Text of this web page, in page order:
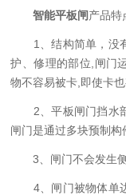
智能平板闸产品特
1、结构简单，没有
护、修理的部位,闸门
物不容易被卡,即使卡
2、平板闸门挡水部
闸门是通过多块预制
3、闸门不会发生侧
4、闸门被物体单边